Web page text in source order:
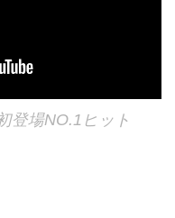
登場NO.1ヒット